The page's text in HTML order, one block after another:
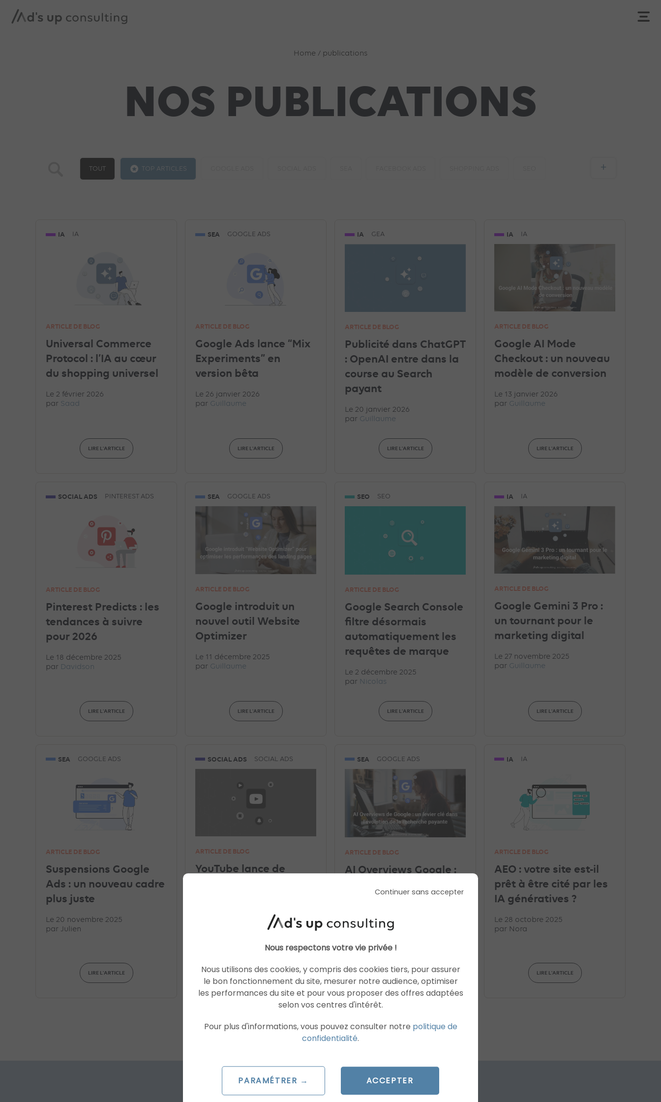
Home / publications
NOS PUBLICATIONS
TOUT TOP ARTICLES
SNAPCHAT ADS DISPLAY & RTB PROGRAMMATIQUE LINKEDIN ADS UNCATEGORIZED
WAZE ADS GEA
+
IA IA
ARTICLE DE BLOG
Universal Commerce
Protocol : l’IA au cœur
du shopping universel
Le 2 février 2026
par Saad
LIRE L'ARTICLE
SEA GOOGLE ADS
ARTICLE DE BLOG
Google Ads lance “Mix
Experiments” en
version bêta
Le 26 janvier 2026
par Guillaume
LIRE L'ARTICLE
IA GEA
ARTICLE DE BLOG
Publicité dans ChatGPT
: OpenAI entre dans la
course au Search
payant
Le 20 janvier 2026
par Guillaume
LIRE L'ARTICLE
IA IA
ARTICLE DE BLOG
Google AI Mode
Checkout : un nouveau
modèle de conversion
Le 13 janvier 2026
par Guillaume
LIRE L'ARTICLE
SOCIAL ADS PINTEREST ADS
ARTICLE DE BLOG
Pinterest Predicts : les
tendances à suivre
pour 2026
Le 18 décembre 2025
par Davidson
LIRE L'ARTICLE
SEA GOOGLE ADS
ARTICLE DE BLOG
Google introduit un
nouvel outil Website
Optimizer
Le 11 décembre 2025
par Guillaume
LIRE L'ARTICLE
SEO SEO
ARTICLE DE BLOG
Google Search Console
filtre désormais
automatiquement les
requêtes de marque
Le 2 décembre 2025
par Nicolas
LIRE L'ARTICLE
IA IA
ARTICLE DE BLOG
Google Gemini 3 Pro :
un tournant pour le
marketing digital
Le 27 novembre 2025
par Guillaume
LIRE L'ARTICLE
SEA GOOGLE ADS
ARTICLE DE BLOG
Suspensions Google
Ads : un nouveau cadre
plus juste
Le 20 novembre 2025
par Julien
LIRE L'ARTICLE
SOCIAL ADS SOCIAL ADS
ARTICLE DE BLOG
YouTube lance de
LIRE L'ARTICLE
SEA GOOGLE ADS
ARTICLE DE BLOG
AI Overviews Google :
recherche payante
Le 5 novembre 2025
parJulien
LIRE L'ARTICLE
IA IA
ARTICLE DE BLOG
AEO : votre site est-il
prêt à être cité par les
IA génératives ?
Le 28 octobre 2025
par Nora
LIRE L'ARTICLE
« 1 2 3 4 5 6 7 8 9 10 … 82 »
Continuer sans accepter
Nous respectons votre vie privée !
Nous utilisons des cookies, y compris des cookies tiers, pour assurer
le bon fonctionnement du site, mesurer notre audience, optimiser
les performances du site et pour vous proposer des offres adaptées
selon vos centres d'intérêt.
Pour plus d'informations, vous pouvez consulter notre politique de
confidentialité.
PARAMÉTRER → ACCEPTER